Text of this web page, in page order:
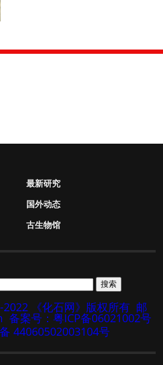
最新研究
国外动态
古生物馆
《化石网》版权所有 邮
备案号：粤ICP备06021002号
44060502003104号